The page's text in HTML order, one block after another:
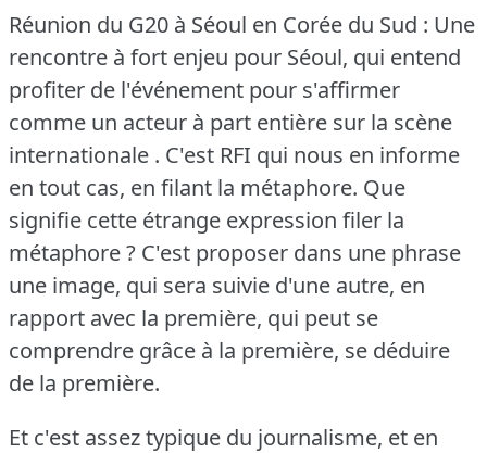
Réunion du G20 à Séoul en Corée du Sud : Une
rencontre à fort enjeu pour Séoul, qui entend
profiter de l'événement pour s'affirmer
comme un acteur à part entière sur la scène
internationale . C'est RFI qui nous en informe
en tout cas, en filant la métaphore. Que
signifie cette étrange expression filer la
métaphore ? C'est proposer dans une phrase
une image, qui sera suivie d'une autre, en
rapport avec la première, qui peut se
comprendre grâce à la première, se déduire
de la première.
Et c'est assez typique du journalisme, et en